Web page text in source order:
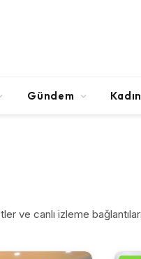
Gündem
ve canlı izleme